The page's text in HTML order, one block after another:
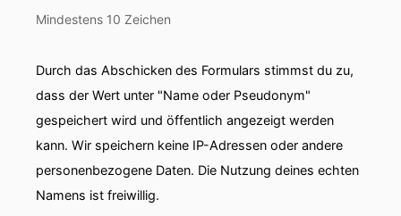
Mindestens 10 Zeichen
Durch das Abschicken des Formulars stimmst du zu,
dass der Wert unter "Name oder Pseudonym"
gespeichert wird und öffentlich angezeigt werden
kann. Wir speichern keine IP-Adressen oder andere
personenbezogene Daten. Die Nutzung deines echten
Namens ist freiwillig.